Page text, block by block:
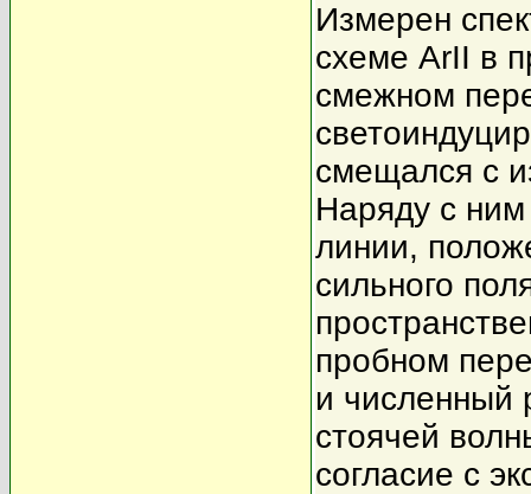
Измерен
схеме ArII в
смежном
смещался с
Наряду с
линии,
сильного
пробном
и численный
стоячей
согласие с